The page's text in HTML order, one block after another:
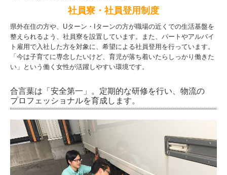
社員寮・社員登用制度
県外在住の方や、Uターン・Iターンの方が職場の近くでの生活基盤を
整えられるよう、社員寮を設置しています。また、パートやアルバイ
ト雇用で入社した方を対象に、希望による社員登用を行っています。
「今は子育てに専念したいけど、育児が落ち着いたらしっかり働きた
い」という働く女性が活躍しやすい環境です。
合言葉は「安全第一」。定期的な研修を行い、物流の
プロフェッショナルを育成します。